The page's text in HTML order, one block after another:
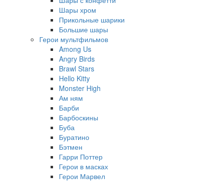
Шары хром
Прикольные шарики
Большие шары
Герои мультфильмов
Among Us
Angry Birds
Brawl Stars
Hello Kitty
Monster High
Ам ням
Барби
Барбоскины
Буба
Буратино
Бэтмен
Гарри Поттер
Герои в масках
Герои Марвел